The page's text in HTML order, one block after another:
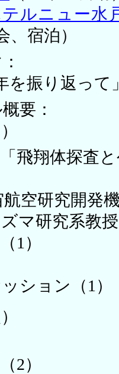
ルニュー水
、宿泊）
を振り返って
要：
飛翔体探査
空研究開発
マ研究系教
1）
ション（1）
2）